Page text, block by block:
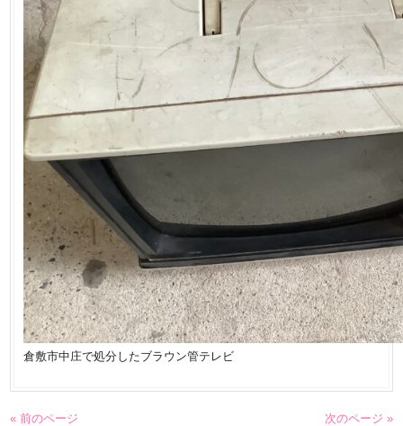
倉敷市中庄で処分したブラウン管テレビ
« 前のページ 次のページ »